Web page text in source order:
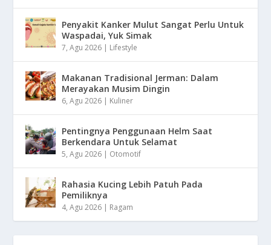
Penyakit Kanker Mulut Sangat Perlu Untuk
Waspadai, Yuk Simak
7, Agu 2026 | Lifestyle
Makanan Tradisional Jerman: Dalam
Merayakan Musim Dingin
6, Agu 2026 | Kuliner
Pentingnya Penggunaan Helm Saat
Berkendara Untuk Selamat
5, Agu 2026 | Otomotif
Rahasia Kucing Lebih Patuh Pada
Pemiliknya
4, Agu 2026 | Ragam